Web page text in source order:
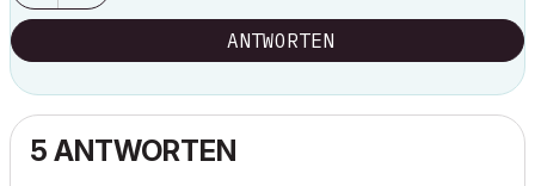
ANTWORTEN
5 ANTWORTEN